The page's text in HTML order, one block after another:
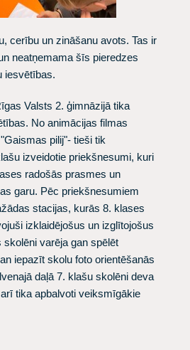
cerību un zināšanu avots. Tas ir
neatņemama šīs pieredzes
iesvētības.
Valsts 2. ģimnāzijā tika
No animācijas filmas
pilij"- tieši tik
izveidotie priekšnesumi, kuri
radošās prasmes un
garu. Pēc priekšnesumiem
stacijas, kurās 8. klases
izklaidējošus un izglītojošus
varēja gan spēlēt
iepazīt skolu foto orientēšanās
daļā 7. klašu skolēni deva
tika apbalvoti veiksmīgākie